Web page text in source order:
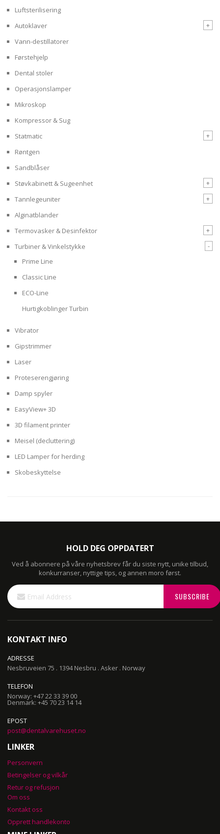
Luftsterilisering
Autoklaver
+
Vann-destillatorer
Førstehjelp
Dental stoler
Operasjonslamper
Mikroskop
Kompressor & Sug
Statmatic
+
Røntgen
Sandblåser
Støvkabinett & Sugeenhet
+
Tannlegeuniter
+
Alginatblander
Termovasker & Desinfektor
+
Turbiner & Vinkelstykke
-
Prime Line
Classic Line
ECO-Line
Hurtigkoblinger Turbin
Vibrator
Gipstrimmer
Laser
Proteserengjøring
Damp spyler
EasyView+ 3D
3D filament printer
Meisel (decluttering)
LED Lamper for herding
Skobeskyttelse
HOLD DEG OPPDATERT
Ved å abonnere på våre nyhetsbrev får du siste nytt, unike tilbud,
konkurranser, nyttige tips, og annen moro først.
Sign
Up
for
SUBSCRIBE
KONTAKT INFO
ADRESSE
Nesbruveien 75 . 1394 Nesbru . Asker . Norway
TELEFON
Norway: +47 22 33 39 00
Denmark: +45 70 23 14 14
EPOST
post@dentalvarehuset.no
LINKER
Personvern
Betingelser og vilkår
Retur og refusjon
Om oss
Kontakt oss
Opprett handlekonto